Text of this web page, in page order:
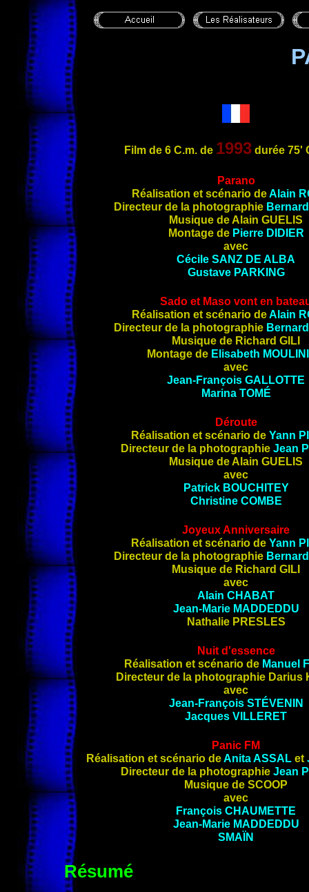
Film de 6 C.m. de 1993 durée 75'
Parano
Réalisation et scénario deAlain
Directeur de la photographie
Musique de Alain GUELIS
Montage de Pierre DIDIER
avec
Cécile SANZ DE ALBA
Gustave PARKING
Sado et Maso vont en
Réalisation et scénario deAlain
Directeur de la photographie
Musique de Richard GILI
Montage de Elisabeth
avec
Jean-François GALLOTTE
Marina TOMÉ
Déroute
Réalisation et scénario de Yann
Directeur de la photographie Jean
Musique de Alain GUELIS
avec
Patrick BOUCHITEY
Christine COMBE
Joyeux Anniversaire
Réalisation et scénario de Yann
Directeur de la photographie
Musique de Richard GILI
avec
Alain CHABAT
Jean-Marie MADDEDDU
Nathalie PRESLES
Nuit d'essence
Réalisation et scénario de Manuel
Directeur de la photographie Darius
avec
Jean-François STÉVENIN
Jacques VILLERET
Panic FM
Réalisation et scénario deAnitaASSAL et
Directeur de la photographie Jean
Musique de SCOOP
avec
François CHAUMETTE
Jean-Marie MADDEDDU
SMAÏN
Résumé